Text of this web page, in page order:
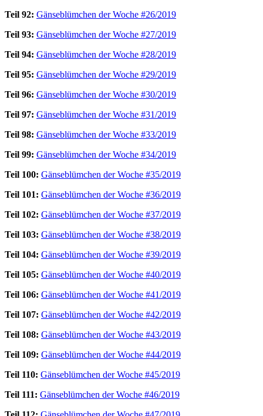
Teil 92: Gänseblümchen der Woche #26/2019
Teil 93: Gänseblümchen der Woche #27/2019
Teil 94: Gänseblümchen der Woche #28/2019
Teil 95: Gänseblümchen der Woche #29/2019
Teil 96: Gänseblümchen der Woche #30/2019
Teil 97: Gänseblümchen der Woche #31/2019
Teil 98: Gänseblümchen der Woche #33/2019
Teil 99: Gänseblümchen der Woche #34/2019
Teil 100: Gänseblümchen der Woche #35/2019
Teil 101: Gänseblümchen der Woche #36/2019
Teil 102: Gänseblümchen der Woche #37/2019
Teil 103: Gänseblümchen der Woche #38/2019
Teil 104: Gänseblümchen der Woche #39/2019
Teil 105: Gänseblümchen der Woche #40/2019
Teil 106: Gänseblümchen der Woche #41/2019
Teil 107: Gänseblümchen der Woche #42/2019
Teil 108: Gänseblümchen der Woche #43/2019
Teil 109: Gänseblümchen der Woche #44/2019
Teil 110: Gänseblümchen der Woche #45/2019
Teil 111: Gänseblümchen der Woche #46/2019